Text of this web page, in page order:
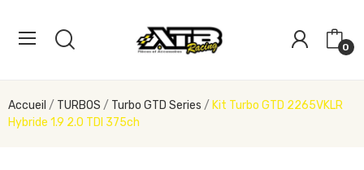
0
Accueil TURBOS Turbo GTD Series
Kit Turbo GTD 2265VKLR
Hybride 1.9 2.0 TDI 375ch